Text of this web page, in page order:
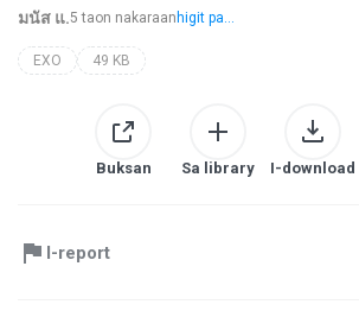
มนัส แ.5 taon nakaraan higit pa...
EXO 49 KB
Buksan Sa library I-download
I-report